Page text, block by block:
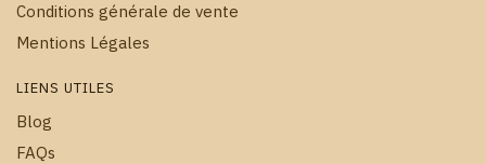
Conditions générale de vente
Mentions Légales
LIENS UTILES
Blog
FAQs